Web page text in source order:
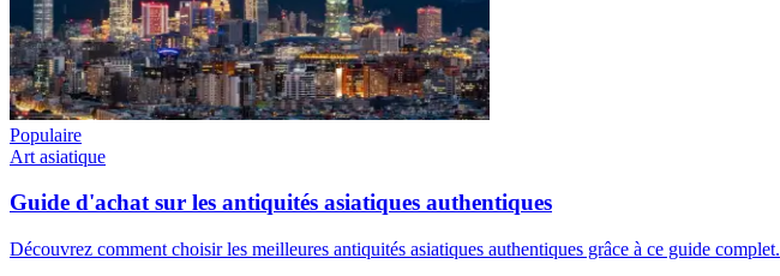
Populaire
Art asiatique
Guide d'achat sur les antiquités asiatiques authentiques
Découvrez comment choisir les meilleures antiquités asiatiques authentiques grâce à ce guide complet.